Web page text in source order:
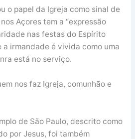
o papel da Igreja como sinal de
Açores tem a “expressão
nas festas do Espírito
a irmandade é vivida como uma
está no serviço.
nos faz Igreja, comunhão e
de São Paulo, descrito como
por Jesus, foi também